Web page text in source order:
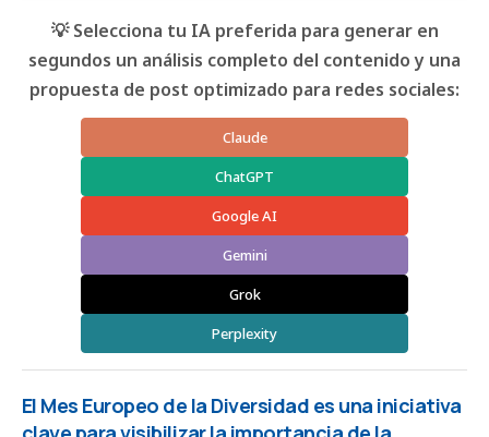
💡 Selecciona tu IA preferida para generar en
segundos un análisis completo del contenido y una
propuesta de post optimizado para redes sociales:
Claude
ChatGPT
Google AI
Gemini
Grok
Perplexity
El Mes Europeo de la Diversidad es una iniciativa